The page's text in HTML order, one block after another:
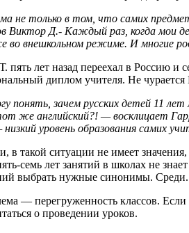
не только в том, что самих
Виктор Д.- Каждый раз, когда мои
во внешкольном режиме. И многие
пять лет назад переехал в Россию и
диплом учителя. Не чурается
понять, зачем русских детей 11
же английский?! — восклицает
уровень образования самих
в такой ситуации не имеет
семь лет занятий в школах не
выбрать нужные синонимы.
— перегруженность классов.
о проведении уроков.